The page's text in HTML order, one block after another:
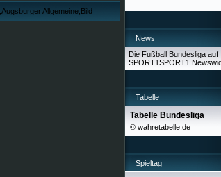
Allgemeine,Bild
News
Die Fußball Bundesliga auf
SPORT1SPORT1
Tabelle
Tabelle Bundesliga
© wahretabelle.de
Spieltag